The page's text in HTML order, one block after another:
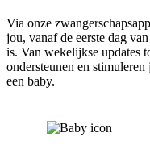
Via onze
jou, vanaf de eerste dag
is. Van wekelijkse updates
ondersteunen en
een baby.